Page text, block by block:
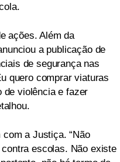
ações. Além da
a publicação de
de segurança nas
quero comprar viaturas
de violência e fazer
a Justiça. “Não
escolas. Não existe